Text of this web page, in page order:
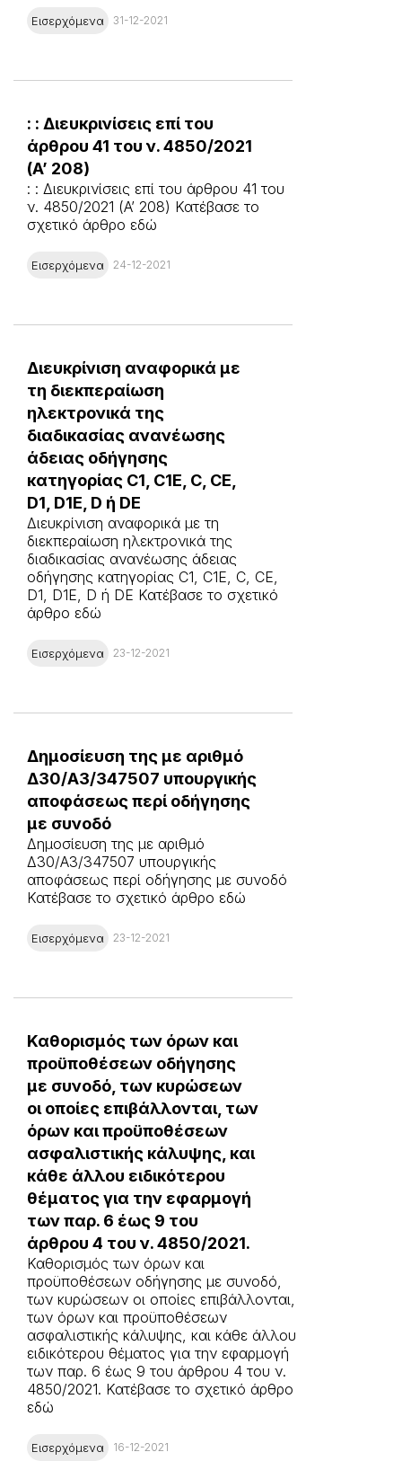
Εισερχόμενα 31-12-2021
: : Διευκρινίσεις επί του
άρθρου 41 του ν. 4850/2021
(A’ 208)
: : Διευκρινίσεις επί του άρθρου 41 του
ν. 4850/2021 (A’ 208) Κατέβασε το
σχετικό άρθρο εδώ
Εισερχόμενα 24-12-2021
Διευκρίνιση αναφορικά με
τη διεκπεραίωση
ηλεκτρονικά της
διαδικασίας ανανέωσης
άδειας οδήγησης
κατηγορίας C1, C1E, C, CE,
D1, D1E, D ή DE
Διευκρίνιση αναφορικά με τη
διεκπεραίωση ηλεκτρονικά της
διαδικασίας ανανέωσης άδειας
οδήγησης κατηγορίας C1, C1E, C, CE,
D1, D1E, D ή DE Κατέβασε το σχετικό
άρθρο εδώ
Εισερχόμενα 23-12-2021
Δημοσίευση της με αριθμό
Δ30/A3/347507 υπουργικής
αποφάσεως περί οδήγησης
με συνοδό
Δημοσίευση της με αριθμό
Δ30/A3/347507 υπουργικής
αποφάσεως περί οδήγησης με συνοδό
Κατέβασε το σχετικό άρθρο εδώ
Εισερχόμενα 23-12-2021
Καθορισμός των όρων και
προϋποθέσεων οδήγησης
με συνοδό, των κυρώσεων
οι οποίες επιβάλλονται, των
όρων και προϋποθέσεων
ασφαλιστικής κάλυψης, και
κάθε άλλου ειδικότερου
θέματος για την εφαρμογή
των παρ. 6 έως 9 του
άρθρου 4 του ν. 4850/2021.
Καθορισμός των όρων και
προϋποθέσεων οδήγησης με συνοδό,
των κυρώσεων οι οποίες επιβάλλονται,
των όρων και προϋποθέσεων
ασφαλιστικής κάλυψης, και κάθε άλλου
ειδικότερου θέματος για την εφαρμογή
των παρ. 6 έως 9 του άρθρου 4 του ν.
4850/2021. Κατέβασε το σχετικό άρθρο
εδώ
Εισερχόμενα 16-12-2021